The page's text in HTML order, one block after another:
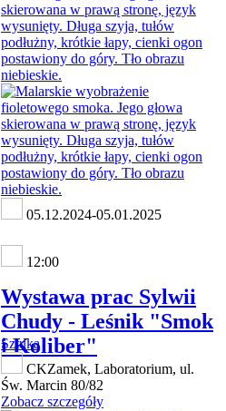
05.12.2024-05.01.2025
12:00
Wystawa prac Sylwii
Chudy - Leśnik "Smok
i Koliber"
Sztuka
CKZamek, Laboratorium, ul.
Św. Marcin 80/82
Zobacz szczegóły